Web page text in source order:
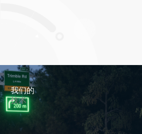
我们的
技术